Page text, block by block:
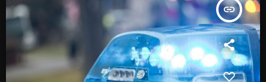
insert_link